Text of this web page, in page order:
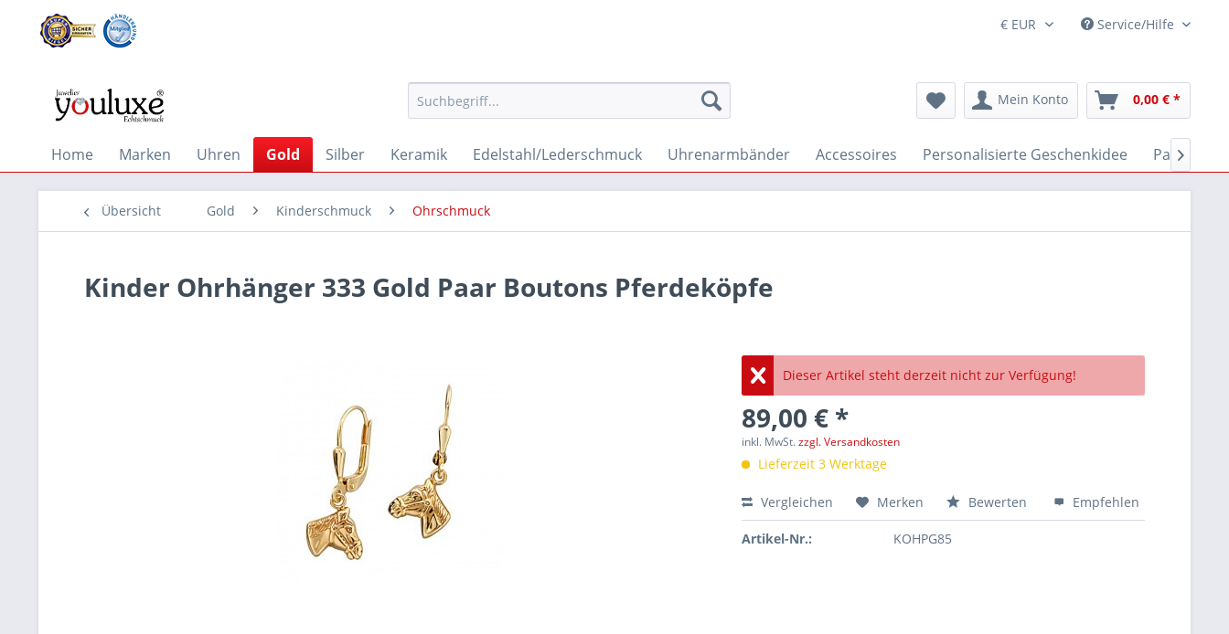
Service/Hilfe
Mein Konto 0,00 € *
Home Marken Uhren Gold Silber Keramik Edelstahl/Lederschmuck Uhrenarmbänder Accessoires Personalisierte Geschenkidee 
Übersicht Gold Kinderschmuck Ohrschmuck
Kinder Ohrhänger 333 Gold Paar Boutons Pferdeköpfe
Dieser Artikel steht derzeit nicht zur Verfügung!
89,00 € *
inkl. MwSt.zzgl. Versandkosten
Lieferzeit 3 Werktage
Vergleichen Merken Bewerten Empfehlen
Artikel-Nr.: KOHPG85